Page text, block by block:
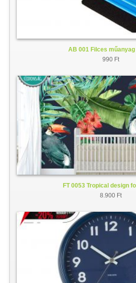
AB 001 Filces
990 Ft
FT 0053 Tropical design
8.900 Ft